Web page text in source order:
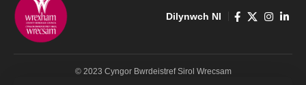
Dilynwch NI
© 2023 Cyngor Bwrdeistref Sirol Wrecsam